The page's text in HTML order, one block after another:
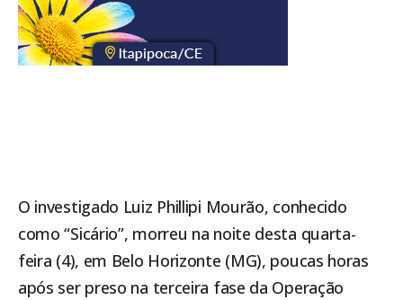
O investigado Luiz Phillipi Mourão, conhecido
como “Sicário”, morreu na noite desta quarta-
feira (4), em Belo Horizonte (MG), poucas horas
após ser preso na terceira fase da Operação